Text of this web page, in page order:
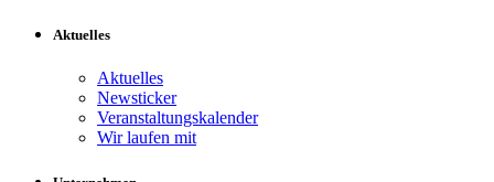
Aktuelles
Aktuelles
Newsticker
Veranstaltungskalender
Wir laufen mit